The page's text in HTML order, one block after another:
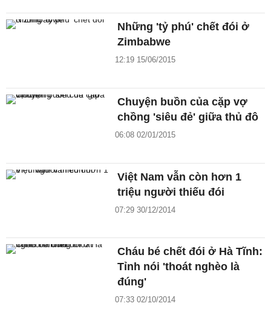
Những 'tỷ phú' chết đói ở
Zimbabwe
12:19 15/06/2015
Chuyện buồn của cặp vợ
chồng 'siêu đẻ' giữa thủ đô
06:08 02/01/2015
Việt Nam vẫn còn hơn 1
triệu người thiếu đói
07:29 30/12/2014
Cháu bé chết đói ở Hà Tĩnh:
Tỉnh nói 'thoát nghèo là
đúng'
07:33 02/10/2014